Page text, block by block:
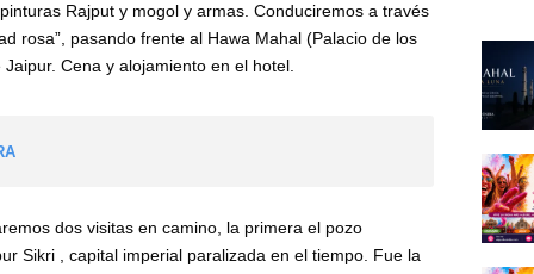
Rajput y mogol y armas. Conduciremos a través
rosa”, pasando frente al Hawa Mahal (Palacio de los
Cena y alojamiento en el hotel.
dos visitas en camino, la primera el pozo
Sikri , capital imperial paralizada en el tiempo. Fue la